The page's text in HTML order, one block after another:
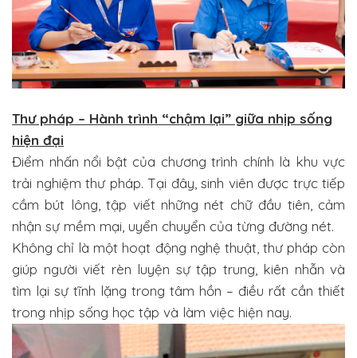
Thư pháp – Hành trình “chậm lại” giữa nhịp sống
hiện đại
Điểm nhấn nổi bật của chương trình chính là khu vực
trải nghiệm thư pháp. Tại đây, sinh viên được trực tiếp
cầm bút lông, tập viết những nét chữ đầu tiên, cảm
nhận sự mềm mại, uyển chuyển của từng đường nét.
Không chỉ là một hoạt động nghệ thuật, thư pháp còn
giúp người viết rèn luyện sự tập trung, kiên nhẫn và
tìm lại sự tĩnh lặng trong tâm hồn – điều rất cần thiết
trong nhịp sống học tập và làm việc hiện nay.